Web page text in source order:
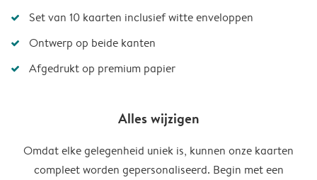
Set van 10 kaarten inclusief witte enveloppen
Ontwerp op beide kanten
Afgedrukt op premium papier
Alles wijzigen
Omdat elke gelegenheid uniek is, kunnen onze kaarten
compleet worden gepersonaliseerd. Begin met een